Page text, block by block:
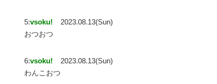
5:vsoku!
2023.08.13(Sun)
おつおつ
6:vsoku!
2023.08.13(Sun)
わんこおつ